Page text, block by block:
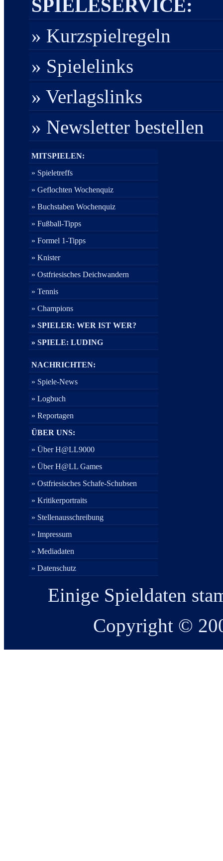
SPIELESERVICE:
» Kurzspielregeln
» Spielelinks
» Verlagslinks
» Newsletter bestellen
MITSPIELEN:
» Spieletreffs
» Geflochten Wochenquiz
» Buchstaben Wochenquiz
» Fußball-Tipps
» Formel 1-Tipps
» Knister
» Ostfriesisches Deichwandern
» Tennis
» Champions
» SPIELER: WER IST WER?
» SPIELE: LUDING
NACHRICHTEN:
» Spiele-News
» Logbuch
» Reportagen
ÜBER UNS:
» Über H@LL9000
» Über H@LL Games
» Ostfriesisches Schafe-Schubsen
» Kritikerportraits
» Stellenausschreibung
» Impressum
» Mediadaten
» Datenschutz
Einige Spieldaten
Copyright ©